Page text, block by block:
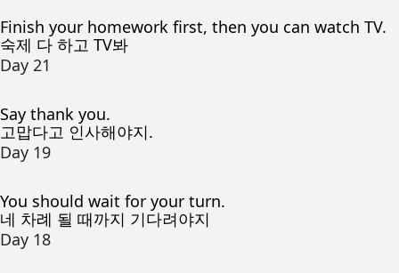
Finish your homework first, then you can watch TV.
숙제 다 하고 TV봐
Day 21
Say thank you.
고맙다고 인사해야지.
Day 19
You should wait for your turn.
네 차례 될 때까지 기다려야지
Day 18